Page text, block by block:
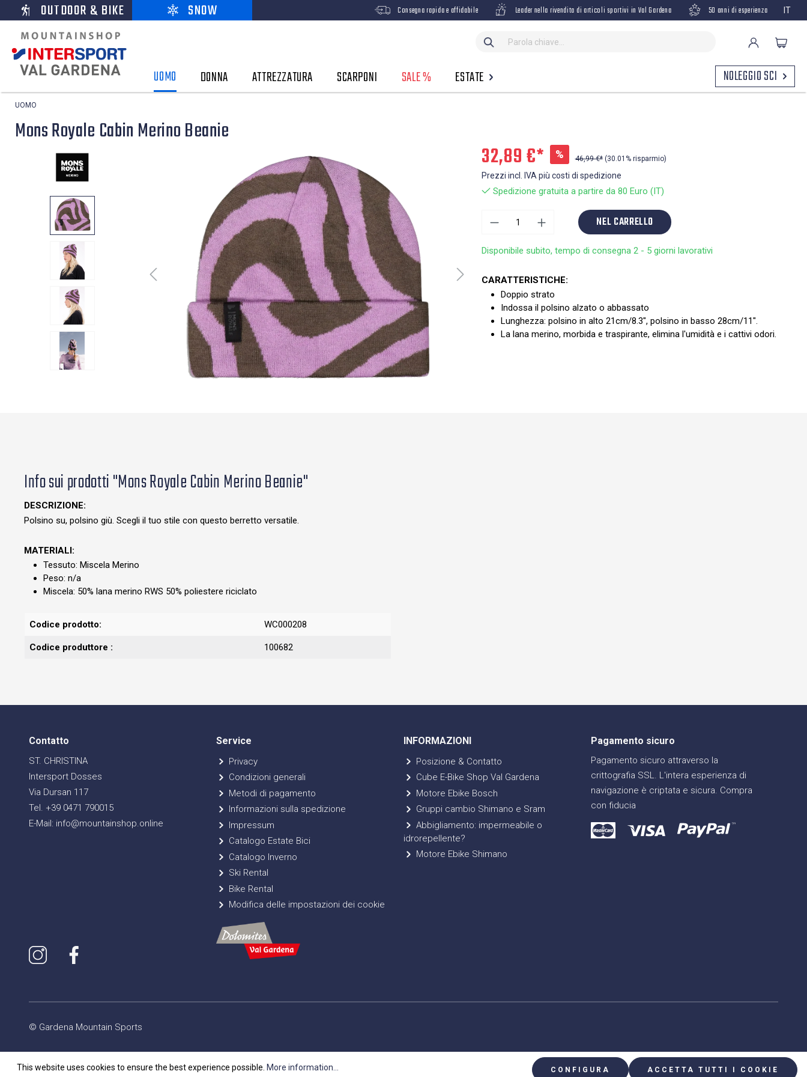
OUTDOOR & BIKE SNOW Consegna rapida e affidabile Leader nella rivendita di articoli sportivi in Val Gardena 50 anni di esperienza IT
UOMO DONNA ATTREZZATURA SCARPONI SALE % ESTATE NOLEGGIO SCI
UOMO
Mons Royale Cabin Merino Beanie
32,89 €* % 46,99 €* (30.01% risparmio)
Prezzi incl. IVA più costi di spedizione
Spedizione gratuita a partire da 80 Euro (IT)
NEL CARRELLO
Disponibile subito, tempo di consegna 2 - 5 giorni lavorativi
CARATTERISTICHE:
Doppio strato
Indossa il polsino alzato o abbassato
Lunghezza: polsino in alto 21cm/8.3", polsino in basso 28cm/11".
La lana merino, morbida e traspirante, elimina l'umidità e i cattivi odori.
Info sui prodotti "Mons Royale Cabin Merino Beanie"
DESCRIZIONE:
Polsino su, polsino giù. Scegli il tuo stile con questo berretto versatile.
MATERIALI:
Tessuto: Miscela Merino
Peso: n/a
Miscela: 50% lana merino RWS 50% poliestere riciclato
Codice prodotto: WC000208
Codice produttore : 100682
Contatto
ST. CHRISTINA
Intersport Dosses
Via Dursan 117
Tel. +39 0471 790015
E-Mail: info@mountainshop.online
Service
Privacy
Condizioni generali
Metodi di pagamento
Informazioni sulla spedizione
Impressum
Catalogo Estate Bici
Catalogo Inverno
Ski Rental
Bike Rental
Modifica delle impostazioni dei cookie
INFORMAZIONI
Posizione & Contatto
Cube E-Bike Shop Val Gardena
Motore Ebike Bosch
Gruppi cambio Shimano e Sram
Abbigliamento: impermeabile o
idrorepellente?
Motore Ebike Shimano
Pagamento sicuro
Pagamento sicuro attraverso la
crittografia SSL. L'intera esperienza di
navigazione è criptata e sicura. Compra
con fiducia
© Gardena Mountain Sports
This website uses cookies to ensure the best experience possible. More information... CONFIGURA ACCETTA TUTTI I COOKIE